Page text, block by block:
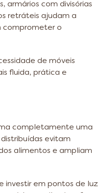
armários com divisórias
retráteis ajudam a
comprometer o
de móveis
fluida, prática e
completamente uma
evitam
alimentos e ampliam
investir em pontos de luz